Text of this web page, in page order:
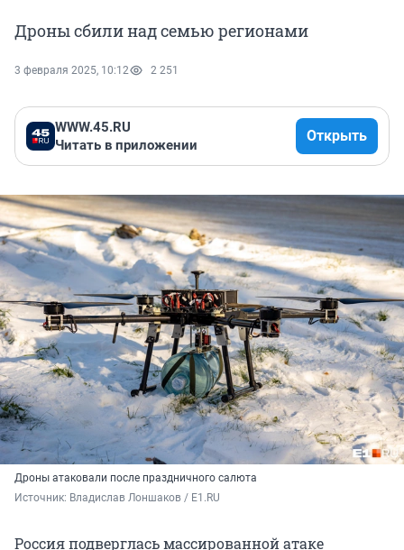
Дроны сбили над семью регионами
3 февраля 2025, 10:12 2 251
WWW.45.RU
Читать в приложении
Открыть
Дроны атаковали после праздничного салюта
Источник: Владислав Лоншаков / E1.RU
Россия подверглась массированной атаке